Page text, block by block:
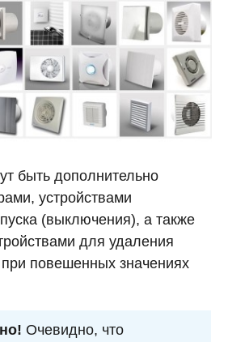
быть дополнительно
устройствами
(выключения), а также
для удаления
при повешенных значениях
Очевидно, что